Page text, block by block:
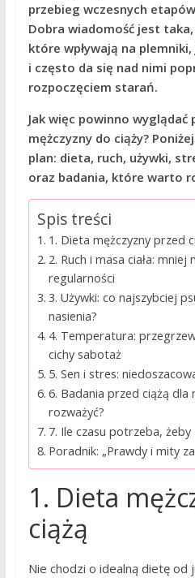
przebieg wczesnych
Dobra wiadomość jest
które wpływają na
i często da się nad nimi
rozpoczęciem starań.
Jak więc powinno
mężczyzny do ciąży?
plan: dieta, ruch, używki,
oraz badania, które warto
Spis treści
1. Dieta mężczyzny przed
2. Ruch i masa ciała:
regularności
3. Używki: co najszybciej
nasienia?
4. Temperatura:
cichy sabotaż
5. Sen i stres:
6. Badania przed ciążą dla
rozważyć?
7. Ile czasu potrzeba,
Poradnik: „Prawdy i mity
1. Dieta
ciążą
Nie chodzi o idealną dietę